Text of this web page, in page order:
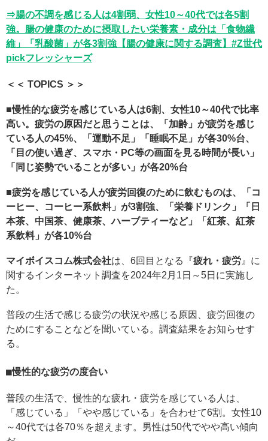
⇒腸の不調を感じる人は4割弱、女性10～40代では各5割
強。腸の健康のために摂取したい栄養素・成分は「食物繊
維」「乳酸菌」が各3割強【腸の健康に関する調査】#Z世代
pickフレッシャーズ
＜＜ TOPICS ＞＞
■慢性的な疲労を感じている人は6割、女性10～40代で比率
高い。疲労の原因だと思うことは、「加齢」が疲労を感じ
ている人の45%、「運動不足」「睡眠不足」が各30%台、
「目の使い過ぎ、スマホ・PC等の画面を見る時間が長い」
「同じ姿勢でいることが多い」が各20%台
■疲労を感じている人が疲労回復のために飲むものは、「コ
ーヒー、コーヒー系飲料」が3割強、「栄養ドリンク」「日
本茶、中国茶、健康茶、ハーブティーなど」「紅茶、紅茶
系飲料」が各10%台
マイボイスコム株式会社は、6回目となる『疲れ・疲労 』に
関するインターネット調査を2024年2月1日～5日に実施し
た。
普段の生活で感じる疲労の状況や感じる原因、疲労回復の
ためにすることなどを聞いている。調査結果をお知らせす
る。
慢性的な疲労の度合い
普段の生活で、慢性的な疲れ・疲労を感じている人は、
「感じている」「やや感じている」を合わせて6割。女性10
～40代では各70％を超えます。男性は50代でやや高い傾向